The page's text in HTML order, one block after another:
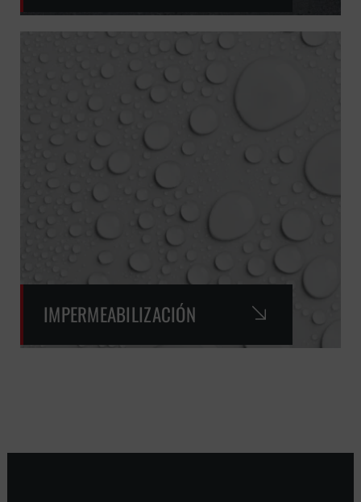
IMPERMEABILIZACIÓN